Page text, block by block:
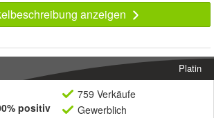
anzeigen
Platin
positiv
759 Verkäufe
Gewerblich